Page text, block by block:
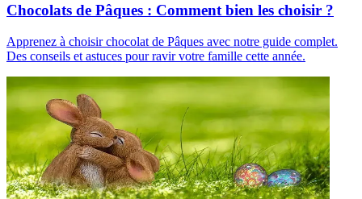
Chocolats de Pâques : Comment bien les choisir ?
Apprenez à choisir chocolat de Pâques avec notre guide complet.
Des conseils et astuces pour ravir votre famille cette année.